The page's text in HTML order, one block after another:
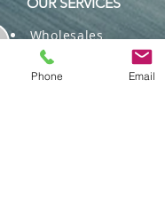
Wholesales
Distributions
Representation
Phone Email